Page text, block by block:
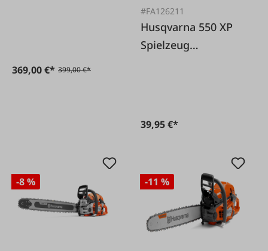
369,00 €* 399,00 €*
#FA126211
Husqvarna 550 XP
Spielzeug
39,95 €*
-8 % -11 %